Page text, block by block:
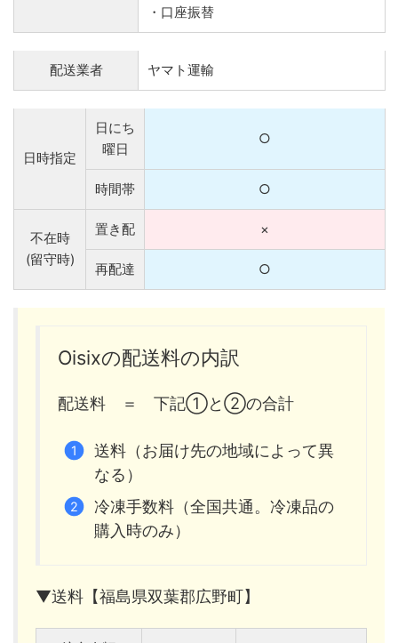
・口座振替
配送業者 ヤマト運輸
日時指定
日にち
曜日
○
時間帯 ○
不在時
(留守時)
置き配 ×
再配達 ○
Oisixの配送料の内訳
配送料 ＝ 下記①と②の合計
送料（お届け先の地域によって異
なる）
冷凍手数料（全国共通。冷凍品の
購入時のみ）
▼送料【福島県双葉郡広野町】